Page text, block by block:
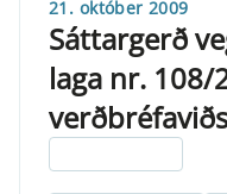
21. október 2009
Sáttargerð
laga nr. 108/